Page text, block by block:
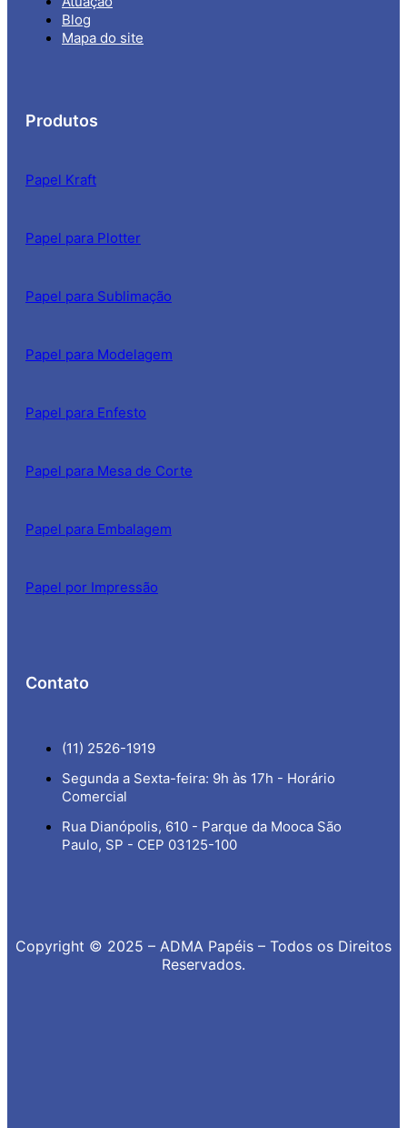
Blog
Mapa do site
Produtos
Papel Kraft
Papel para Plotter
Papel para Sublimação
Papel para Modelagem
Papel para Enfesto
Papel para Mesa de Corte
Papel para Embalagem
Papel por Impressão
Contato
(11) 2526-1919
Segunda a Sexta-feira: 9h às 17h - Horário
Comercial
Rua Dianópolis, 610 - Parque da Mooca São
Paulo, SP - CEP 03125-100
Copyright © 2025 – ADMA Papéis – Todos os Direitos
Reservados.